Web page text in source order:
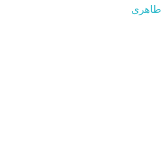
طاهری